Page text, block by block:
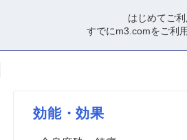
はじめてご利
すでにm3.comをご利
効能・効果